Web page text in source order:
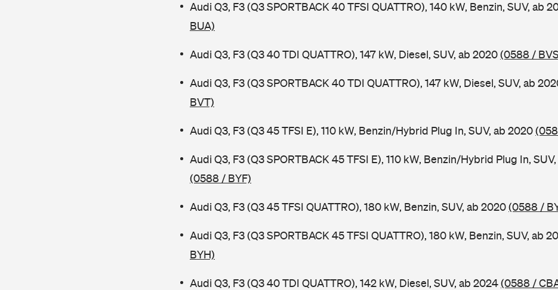
Audi Q3, F3 (Q3 SPORTBACK 40 TFSI QUATTRO), 140 kW, Benzin, SUV, ab
BUA)
Audi Q3, F3 (Q3 40 TDI QUATTRO), 147 kW, Diesel, SUV, ab 2020(0588 /
Audi Q3, F3 (Q3 SPORTBACK 40 TDI QUATTRO), 147 kW, Diesel, SUV, ab
BVT)
Audi Q3, F3 (Q3 45 TFSI E), 110 kW, Benzin/Hybrid Plug In, SUV, ab 2020
Audi Q3, F3 (Q3 SPORTBACK 45 TFSI E), 110 kW, Benzin/Hybrid Plug In,
(0588 / BYF)
Audi Q3, F3 (Q3 45 TFSI QUATTRO), 180 kW, Benzin, SUV, ab 2020(0588 /
Audi Q3, F3 (Q3 SPORTBACK 45 TFSI QUATTRO), 180 kW, Benzin, SUV, ab
BYH)
Audi Q3, F3 (Q3 40 TDI QUATTRO), 142 kW, Diesel, SUV, ab 2024(0588 /